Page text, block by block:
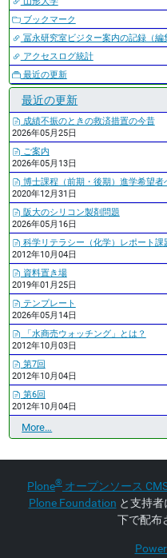
ブックマーク
冨永研究室ビジター案内の記録（編
アクセスログ統計
最近の更新
最近の更新
成績不振のときの救済措置の今昔
2026年05月25日
ご案内
2026年05月13日
博士課程（前期・後期）進学希望者
2020年12月31日
阪大のシリコン製剤問題
2026年05月16日
科学リテラシー（化学）レポート課
2012年10月04日
資料置き場
2019年01月25日
テンプレート
2026年05月14日
「水商売ウォッチング」とは？
2012年10月03日
第7回
2012年10月04日
第6回
2012年10月04日
最
近
新
More…
Plone® オープンソース
Plone Foundation と支持者
下で配布